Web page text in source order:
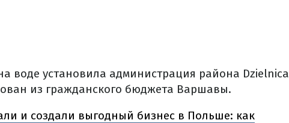
воде установила администрация района Dzielnica
из гражданского бюджета Варшавы.
и создали выгодный бизнес в Польше: как